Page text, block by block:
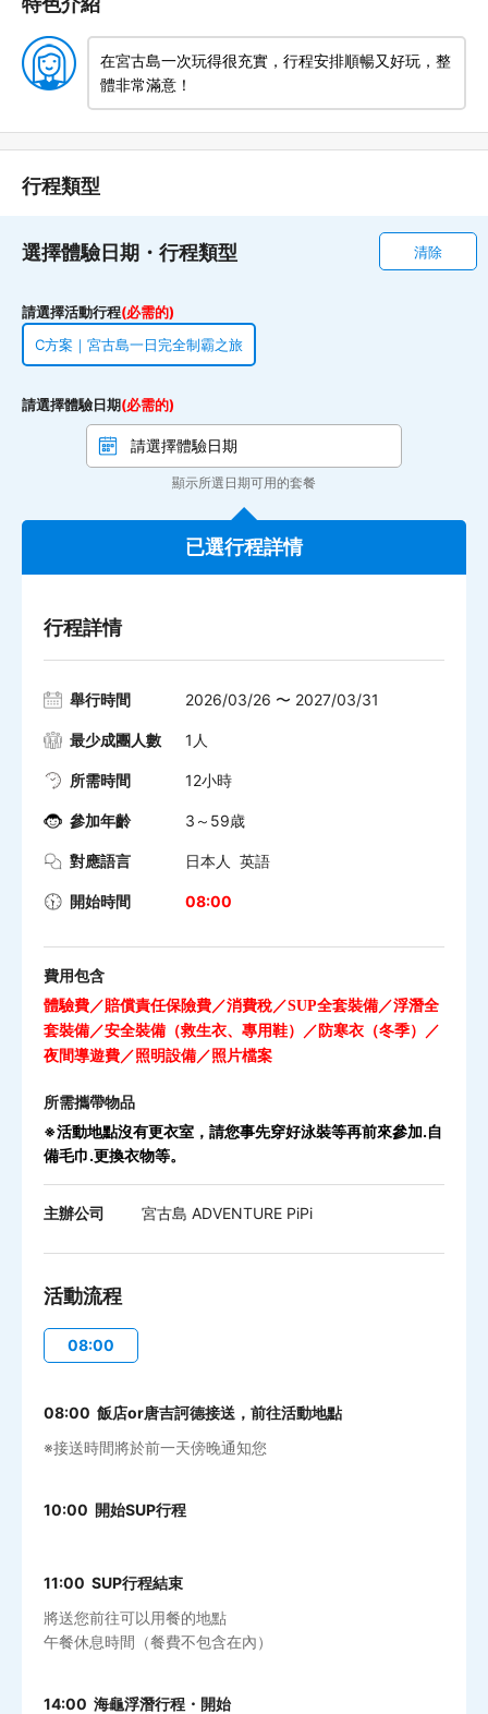
在宮古島一次玩得很充實，行程安排順暢又好玩，整
體非常滿意！
行程類型
選擇體驗日期・行程類型 清除
請選擇活動行程(必需的)
C方案｜宮古島一日完全制霸之旅
請選擇體驗日期(必需的)
顯示所選日期可用的套餐
已選行程詳情
行程詳情
舉行時間 2026/03/26 〜 2027/03/31
最少成團人數 1人
所需時間 12小時
參加年齡 3～59歳
對應語言 日本人 英語
開始時間 08:00
費用包含
體驗費 ／賠償責任保險費 ／消費稅 ／SUP全套裝備 ／浮潛全
套裝備 ／安全裝備（救生衣、專用鞋） ／ 防寒衣（冬季） ／
夜間導遊費 ／照明設備 ／照片檔案
所需攜帶物品
※活動地點沒有更衣室，請您事先穿好泳裝等再前來參加.自
備毛巾.更換衣物等。
主辦公司 宮古島 ADVENTURE PiPi
活動流程
08:00
08:00 飯店or唐吉訶德接送，前往活動地點
※接送時間將於前一天傍晚通知您
10:00 開始SUP行程
11:00 SUP行程結束
將送您前往可以用餐的地點
午餐休息時間（餐費不包含在內）
14:00 海龜浮潛行程・開始